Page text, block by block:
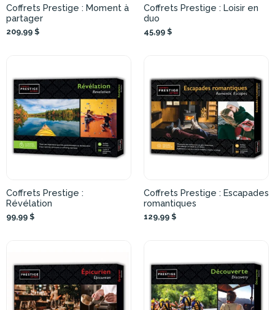
Coffrets Prestige : Moment à
partager
209,99 $
Coffrets Prestige : Loisir en
duo
45,99 $
Coffrets Prestige :
Révélation
99,99 $
Coffrets Prestige : Escapades
romantiques
129,99 $